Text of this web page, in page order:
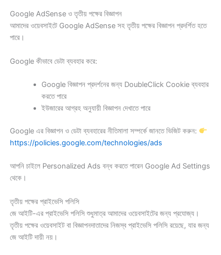
Google AdSense ও তৃতীয় পক্ষের বিজ্ঞাপন
আমাদের ওয়েবসাইটে Google AdSense সহ তৃতীয় পক্ষের বিজ্ঞাপন প্রদর্শিত হতে
পারে।
Google কীভাবে ডেটা ব্যবহার করে:
Google বিজ্ঞাপন প্রদর্শনের জন্য DoubleClick Cookie ব্যবহার
করতে পারে
ইউজারের আগ্রহ অনুযায়ী বিজ্ঞাপন দেখাতে পারে
Google এর বিজ্ঞাপন ও ডেটা ব্যবহারের নীতিমালা সম্পর্কে জানতে ভিজিট করুন:
https://policies.google.com/technologies/ads
আপনি চাইলে Personalized Ads বন্ধ করতে পারেন Google Ad Settings
থেকে।
তৃতীয় পক্ষের প্রাইভেসি পলিসি
জে আইটি-এর প্রাইভেসি পলিসি শুধুমাত্র আমাদের ওয়েবসাইটের জন্য প্রযোজ্য।
তৃতীয় পক্ষের ওয়েবসাইট বা বিজ্ঞাপনদাতাদের নিজস্ব প্রাইভেসি পলিসি রয়েছে, যার জন্য
জে আইটি দায়ী নয়।